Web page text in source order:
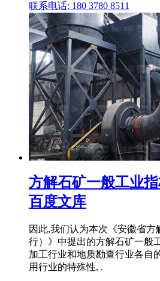
联系电话: 180 3780 8511
方解石矿一般工业指
百度文库
因此,我们认为本次《安徽省
行）》中提出的方解石矿一般
加工行业和地质勘查行业各自
用行业的特殊性, .